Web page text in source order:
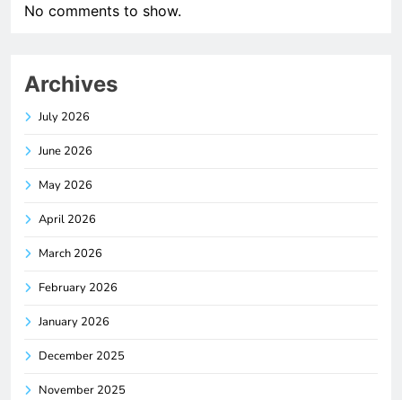
No comments to show.
Archives
July 2026
June 2026
May 2026
April 2026
March 2026
February 2026
January 2026
December 2025
November 2025